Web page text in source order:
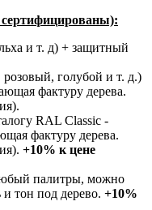
и т. д) + защитный
голубой и т. д.)
фактуру дерева.
RAL Classic -
фактуру дерева.
+10% к цене
палитры, можно
и тон под дерево. +10%